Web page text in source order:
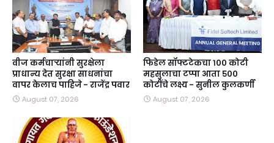
वीज कर्मचाऱ्यांनी सुरक्षेला
प्राधान्य देत सुरक्षा साधनांचा
वापर केलाच पाहिजे - राजेंद्र पवार
August 07, 2026
फिडेल सॉफ्टटेकचा १०० कोटी
महसुलाचा टप्पा आता ५००
कोटींचे लक्ष्य - सुनील कुलकर्णी
August 07, 2026